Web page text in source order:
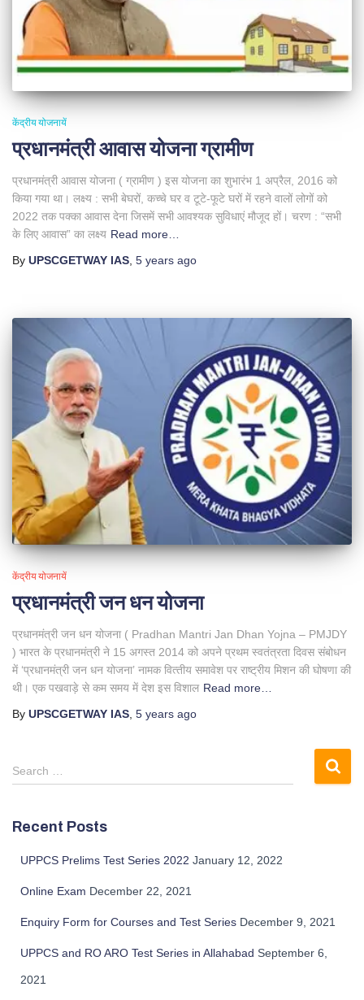
केंद्रीय योजनायें
प्रधानमंत्री आवास योजना ग्रामीण
प्रधानमंत्री आवास योजना ( ग्रामीण ) इस योजना का शुभारंभ 1 अप्रैल, 2016 को
किया गया था। लक्ष्य : सभी बेघरों, कच्चे घर व टूटे-फूटे घरों में रहने वालों लोगों को
2022 तक पक्का आवास देना जिसमें सभी आवश्यक सुविधाएं मौजूद हों। चरण : “सभी
के लिए आवास” का लक्ष्य Read more…
By UPSCGETWAY IAS, 5 years ago
केंद्रीय योजनायें
प्रधानमंत्री जन धन योजना
प्रधानमंत्री जन धन योजना ( Pradhan Mantri Jan Dhan Yojna – PMJDY
) भारत के प्रधानमंत्री ने 15 अगस्‍त 2014 को अपने प्रथम स्‍वतंत्रता दिवस संबोधन
में ‘प्रधानमंत्री जन धन योजना’ नामक वित्‍तीय समावेश पर राष्‍ट्रीय मिशन की घोषणा की
थी। एक पखवाड़े से कम समय में देश इस विशाल Read more…
By UPSCGETWAY IAS 5 years ago
S
e
c
Search …
Recent Posts
UPPCS Prelims Test Series 2022 January 12, 2022
Online Exam December 22, 2021
Enquiry Form for Courses and Test Series December 9, 2021
UPPCS and RO ARO Test Series in Allahabad September 6,
2021